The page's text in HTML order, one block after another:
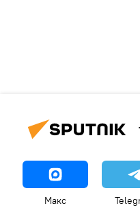
Макс